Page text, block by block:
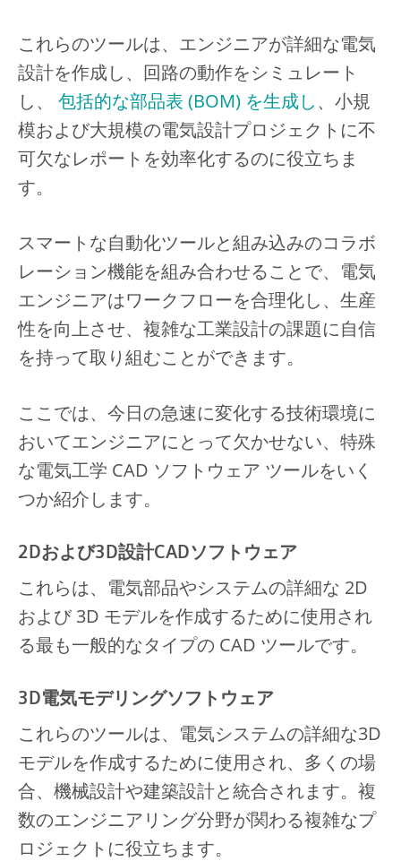
これらのツールは、エンジニアが詳細な電気
設計を作成し、回路の動作をシミュレート
し、 包括的な部品表 (BOM) を生成し、小規
模および大規模の電気設計プロジェクトに不
可欠なレポートを効率化するのに役立ちま
す。
スマートな自動化ツールと組み込みのコラボ
レーション機能を組み合わせることで、電気
エンジニアはワークフローを合理化し、生産
性を向上させ、複雑な工業設計の課題に自信
を持って取り組むことができます。
ここでは、今日の急速に変化する技術環境に
おいてエンジニアにとって欠かせない、特殊
な電気工学 CAD ソフトウェア ツールをいく
つか紹介します。
2Dおよび3D設計CADソフトウェア
これらは、電気部品やシステムの詳細な 2D
および 3D モデルを作成するために使用され
る最も一般的なタイプの CAD ツールです。
3D電気モデリングソフトウェア
これらのツールは、電気システムの詳細な3D
モデルを作成するために使用され、多くの場
合、機械設計や建築設計と統合されます。複
数のエンジニアリング分野が関わる複雑なプ
ロジェクトに役立ちます。